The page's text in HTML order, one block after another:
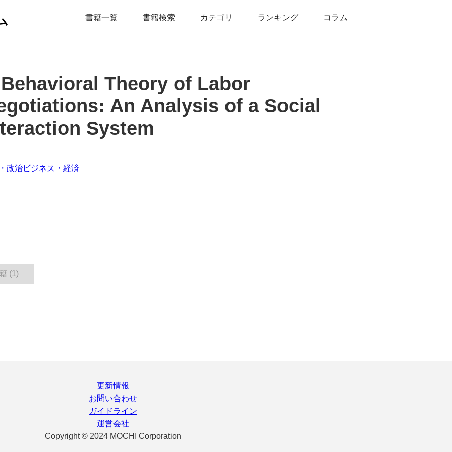
書籍一覧 書籍検索 カテゴリ ランキング コラム
Theory of Labor
An Analysis of a Social
System
政治ビジネス・経済
(1)
更新情報
お問い合わせ
ガイドライン
運営会社
Copyright © 2024 MOCHI Corporation